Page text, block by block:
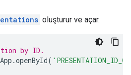
oluşturur ve açar.
by ID.
.openById(